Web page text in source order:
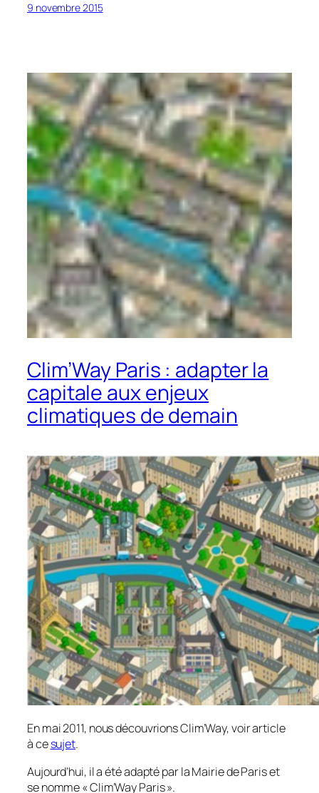
9 novembre 2015
Clim’Way Paris : adapter la
capitale aux enjeux
climatiques de demain
En mai 2011, nous découvrions Clim’Way, voir article
à cesujet.
Aujourd’hui, il a été adapté par la Mairie de Paris et
se nomme «Clim’Way Paris ».